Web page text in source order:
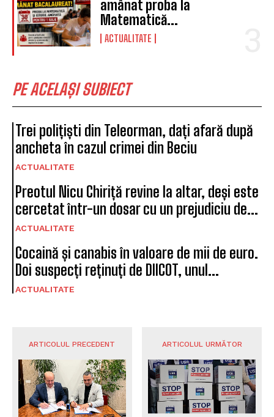
amânat proba la
Matematică...
ACTUALITATE
PE ACELAȘI SUBIECT
Trei polițiști din Teleorman, dați afară după
ancheta în cazul crimei din Beciu
ACTUALITATE
Preotul Nicu Chiriță revine la altar, deși este
cercetat într-un dosar cu un prejudiciu de...
ACTUALITATE
Cocaină și canabis în valoare de mii de euro.
Doi suspecți reținuți de DIICOT, unul...
ACTUALITATE
ARTICOLUL PRECEDENT ARTICOLUL URMĂTOR